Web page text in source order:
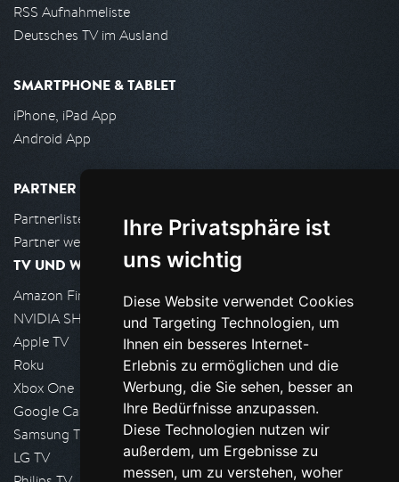
Ihre Privatsphäre ist
uns wichtig
Diese Website verwendet Cookies
und Targeting Technologien, um
Ihnen ein besseres Internet-
Erlebnis zu ermöglichen und die
Werbung, die Sie sehen, besser an
Ihre Bedürfnisse anzupassen.
Diese Technologien nutzen wir
außerdem, um Ergebnisse zu
messen, um zu verstehen, woher
RSS Aufnahmeliste
Deutsches TV im Ausland
SMARTPHONE & TABLET
iPhone, iPad App
Android App
PARTNER
Partnerliste
Partner werden
TV UND WOHNZIMMER
Amazon FireTV
NVIDIA SHIELD, Google TV
Apple TV
Roku
Xbox One
Google Cast
Samsung TV
LG TV